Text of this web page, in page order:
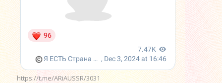
https://t.me/ARiAUSSR/3031